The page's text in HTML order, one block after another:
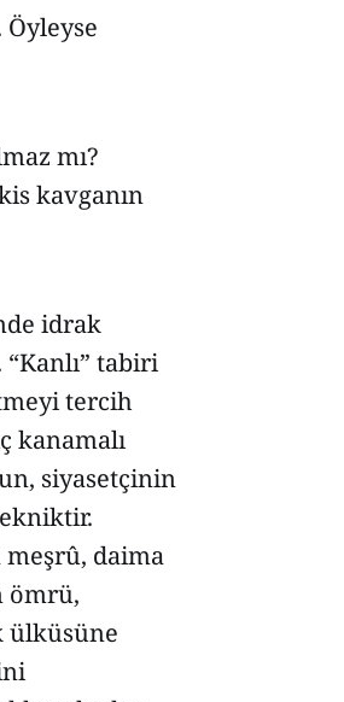
mı?
kavganın
idrak
tabiri
tercih
kanamalı
siyasetçinin
meşrû, daima
ömrü,
ülküsüne